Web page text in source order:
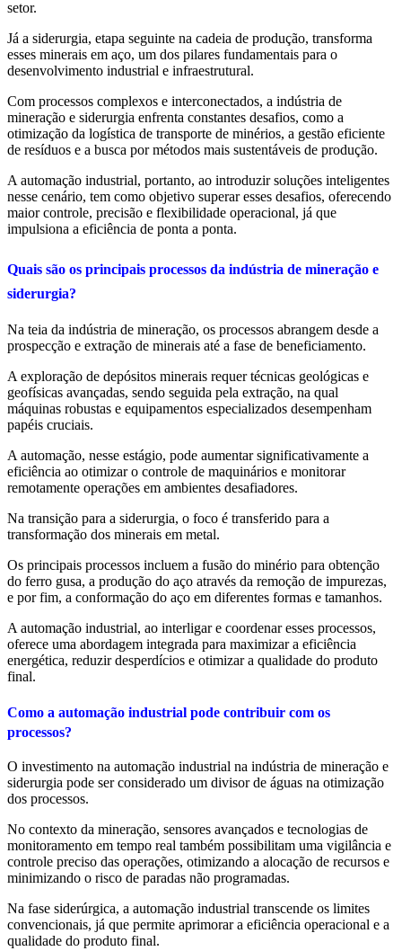
setor.
Já a siderurgia, etapa seguinte na cadeia de produção, transforma
esses minerais em aço, um dos pilares fundamentais para o
desenvolvimento industrial e infraestrutural.
Com processos complexos e interconectados, a indústria de
mineração e siderurgia enfrenta constantes desafios, como a
otimização da logística de transporte de minérios, a gestão eficiente
de resíduos e a busca por métodos mais sustentáveis de produção.
A automação industrial, portanto, ao introduzir soluções inteligentes
nesse cenário, tem como objetivo superar esses desafios, oferecendo
maior controle, precisão e flexibilidade operacional, já que
impulsiona a eficiência de ponta a ponta.
Quais são os principais processos da indústria de mineração e
siderurgia?
Na teia da indústria de mineração, os processos abrangem desde a
prospecção e extração de minerais até a fase de beneficiamento.
A exploração de depósitos minerais requer técnicas geológicas e
geofísicas avançadas, sendo seguida pela extração, na qual
máquinas robustas e equipamentos especializados desempenham
papéis cruciais.
A automação, nesse estágio, pode aumentar significativamente a
eficiência ao otimizar o controle de maquinários e monitorar
remotamente operações em ambientes desafiadores.
Na transição para a siderurgia, o foco é transferido para a
transformação dos minerais em metal.
Os principais processos incluem a fusão do minério para obtenção
do ferro gusa, a produção do aço através da remoção de impurezas,
e por fim, a conformação do aço em diferentes formas e tamanhos.
A automação industrial, ao interligar e coordenar esses processos,
oferece uma abordagem integrada para maximizar a eficiência
energética, reduzir desperdícios e otimizar a qualidade do produto
final.
Como a automação industrial pode contribuir com os
processos?
O investimento na automação industrial na indústria de mineração e
siderurgia pode ser considerado um divisor de águas na otimização
dos processos.
No contexto da mineração, sensores avançados e tecnologias de
monitoramento em tempo real também possibilitam uma vigilância e
controle preciso das operações, otimizando a alocação de recursos e
minimizando o risco de paradas não programadas.
Na fase siderúrgica, a automação industrial transcende os limites
convencionais, já que permite aprimorar a eficiência operacional e a
qualidade do produto final.